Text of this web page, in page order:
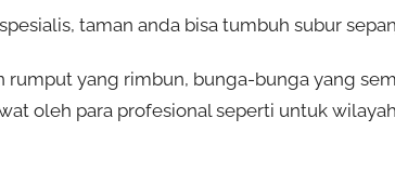
taman anda bisa tumbuh subur
rumput yang rimbun, bunga-bunga yang
oleh para profesional seperti untuk